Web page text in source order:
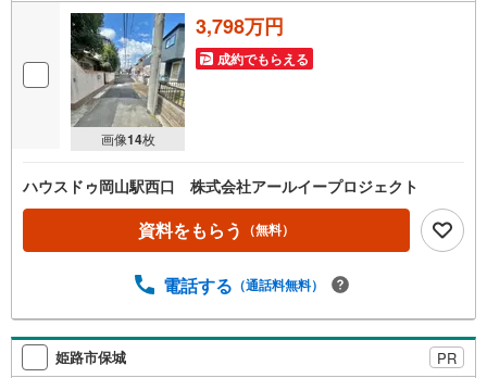
画像14枚
3,798万円
成約でもらえる
ハウスドゥ岡山駅西口 株式会社アールイープロジェクト
資料をもらう （無料）
電話する （通話料無料）
姫路市保城 PR